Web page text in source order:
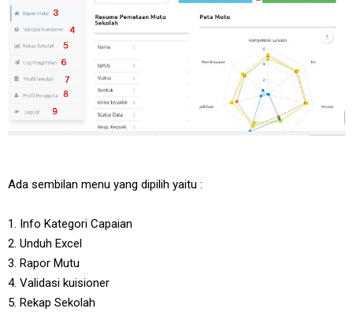
Ada sembilan menu yang dipilih yaitu :
1. Info Kategori Capaian
2. Unduh Excel
3. Rapor Mutu
4. Validasi kuisioner
5. Rekap Sekolah